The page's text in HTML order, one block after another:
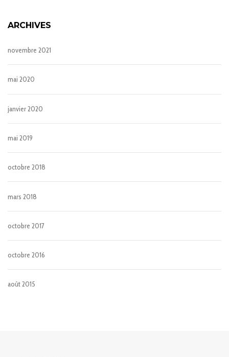
ARCHIVES
novembre 2021
mai 2020
janvier 2020
mai 2019
octobre 2018
mars 2018
octobre 2017
octobre 2016
août 2015